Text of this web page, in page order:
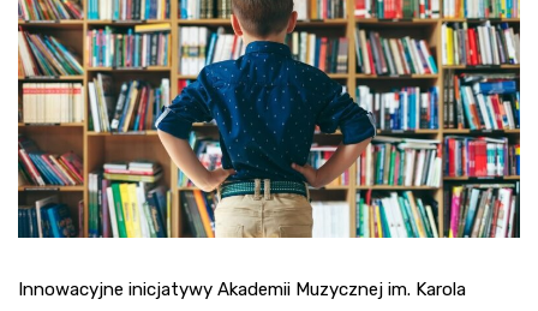
Innowacyjne inicjatywy Akademii Muzycznej im. Karola